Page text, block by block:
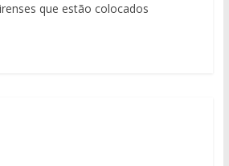
que estão colocados